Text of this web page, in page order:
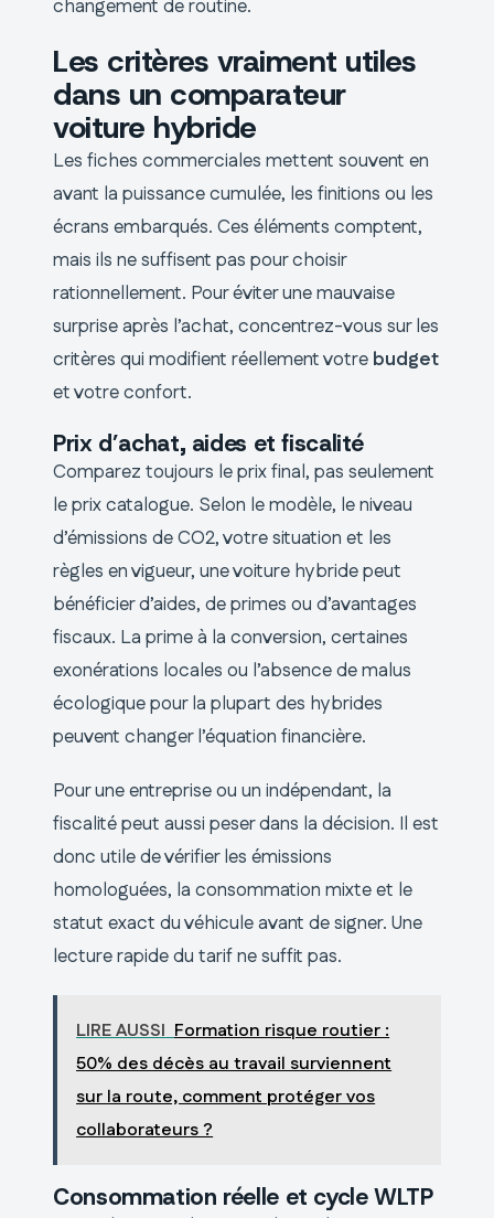
changement de routine.
Les critères vraiment utiles
dans un comparateur
voiture hybride
Les fiches commerciales mettent souvent en
avant la puissance cumulée, les finitions ou les
écrans embarqués. Ces éléments comptent,
mais ils ne suffisent pas pour choisir
rationnellement. Pour éviter une mauvaise
surprise après l’achat, concentrez-vous sur les
critères qui modifient réellement votre budget
et votre confort.
Prix d’achat, aides et fiscalité
Comparez toujours le prix final, pas seulement
le prix catalogue. Selon le modèle, le niveau
d’émissions de CO2, votre situation et les
règles en vigueur, une voiture hybride peut
bénéficier d’aides, de primes ou d’avantages
fiscaux. La prime à la conversion, certaines
exonérations locales ou l’absence de malus
écologique pour la plupart des hybrides
peuvent changer l’équation financière.
Pour une entreprise ou un indépendant, la
fiscalité peut aussi peser dans la décision. Il est
donc utile de vérifier les émissions
homologuées, la consommation mixte et le
statut exact du véhicule avant de signer. Une
lecture rapide du tarif ne suffit pas.
LIRE AUSSI Formation risque routier :
50% des décès au travail surviennent
sur la route, comment protéger vos
collaborateurs ?
Consommation réelle et cycle WLTP